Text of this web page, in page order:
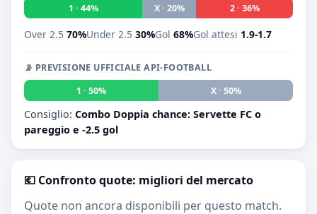
1 · 44% X · 20% 2 · 36%
Over 2.5 70%Under 2.5 30%Gol 68%Gol attesi 1.9-1.7
📡 PREVISIONE UFFICIALE API-FOOTBALL
1 · 50%
X · 50%
Consiglio: Combo Doppia chance: Servette FC o
pareggio e -2.5 gol
💶 Confronto quote: migliori del mercato
Quote non ancora disponibili per questo match.